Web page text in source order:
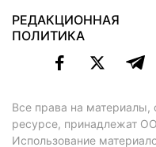
РЕДАКЦИОННАЯ
ПОЛИТИКА
Все права на материалы,
ресурсе, принадлежат
Использование